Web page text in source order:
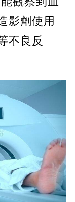
影劑使用
不良反